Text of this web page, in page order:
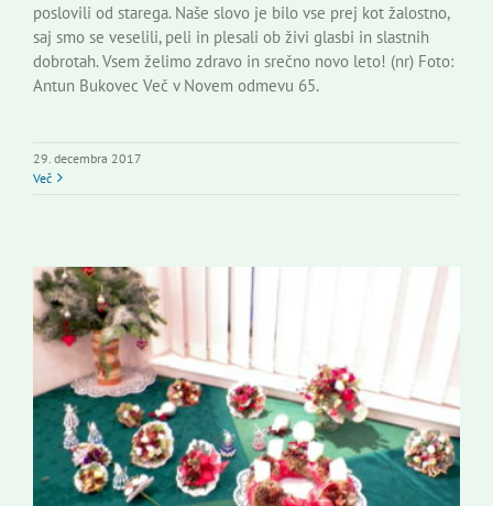
poslovili od starega. Naše slovo je bilo vse prej kot žalostno,
saj smo se veselili, peli in plesali ob živi glasbi in slastnih
dobrotah. Vsem želimo zdravo in srečno novo leto! (nr) Foto:
Antun Bukovec Več v Novem odmevu 65.
29. decembra 2017
Več